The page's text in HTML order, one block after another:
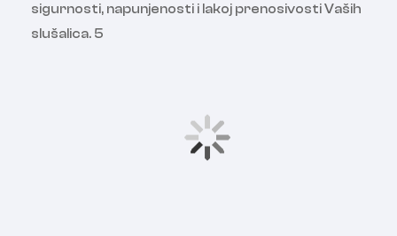
sigurnosti, napunjenosti i lakoj prenosivosti Vaših
slušalica. 5